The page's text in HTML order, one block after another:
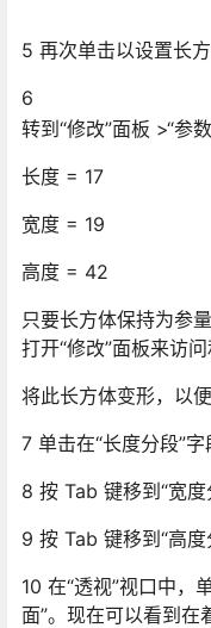
5 再次单击以设置长方
6
转到“修改”面板 >“参
长度 = 17
宽度 = 19
高度 = 42
只要长方体保持为参
打开“修改”面板来访问
将此长方体变形，以
7 单击在“长度分段”字
8 按 Tab 键移到“宽度
9 按 Tab 键移到“高度
10 在“透视”视口中，
面”。现在可以看到在